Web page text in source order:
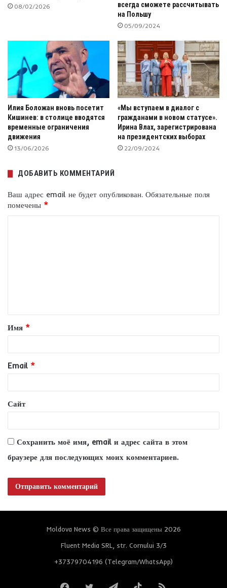
08/02/2026
всегда сможете рассчитывать
на Польшу
05/09/2024
Илия Боложан вновь посетит
Кишинев: в столице вводятся
временные ограничения
движения
13/06/2026
«Мы вступаем в диалог с
гражданами в новом статусе».
Ирина Влах, зарегистрирована
на президентских выборах
22/09/2024
ДОБАВИТЬ КОММЕНТАРИЙ
Ваш адрес email не будет опубликован. Обязательные поля
помечены *
т
а
и
й
*
Имя *
Email *
Сайт
Сохранить моё имя, email и адрес сайта в этом
браузере для последующих моих комментариев.
Moldova News © Все права защищены 2026
Fluent Media SRL, str. Cornului 3/3
+37379704196 (Telegram/WhatsApp)